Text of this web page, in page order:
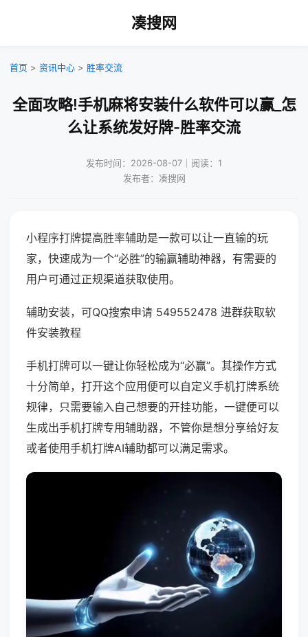
凑搜网
首页 > 资讯中心 > 胜率交流
全面攻略!手机麻将安装什么软件可以赢_怎
么让系统发好牌-胜率交流
发布时间：2026-08-07｜阅读：1
发布者：凑搜网
小程序打牌提高胜率辅助是一款可以让一直输的玩
家，快速成为一个“必胜”的输赢辅助神器，有需要的
用户可通过正规渠道获取使用。
辅助安装，可QQ搜索申请 549552478 进群获取软
件安装教程
手机打牌可以一键让你轻松成为“必赢”。其操作方式
十分简单，打开这个应用便可以自定义手机打牌系统
规律，只需要输入自己想要的开挂功能，一键便可以
生成出手机打牌专用辅助器，不管你是想分享给好友
或者使用手机打牌AI辅助都可以满足需求。